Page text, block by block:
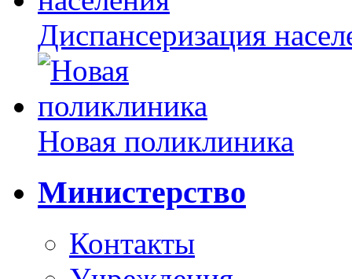
Диспансеризация
Новая поликлиника
Министерство
Контакты